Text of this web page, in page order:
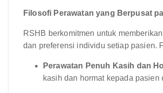
Filosofi Perawatan yang Berpusat
RSHB berkomitmen untuk
dan preferensi individu setiap pasien.
Perawatan Penuh Kasih dan
kasih dan hormat kepada pasien